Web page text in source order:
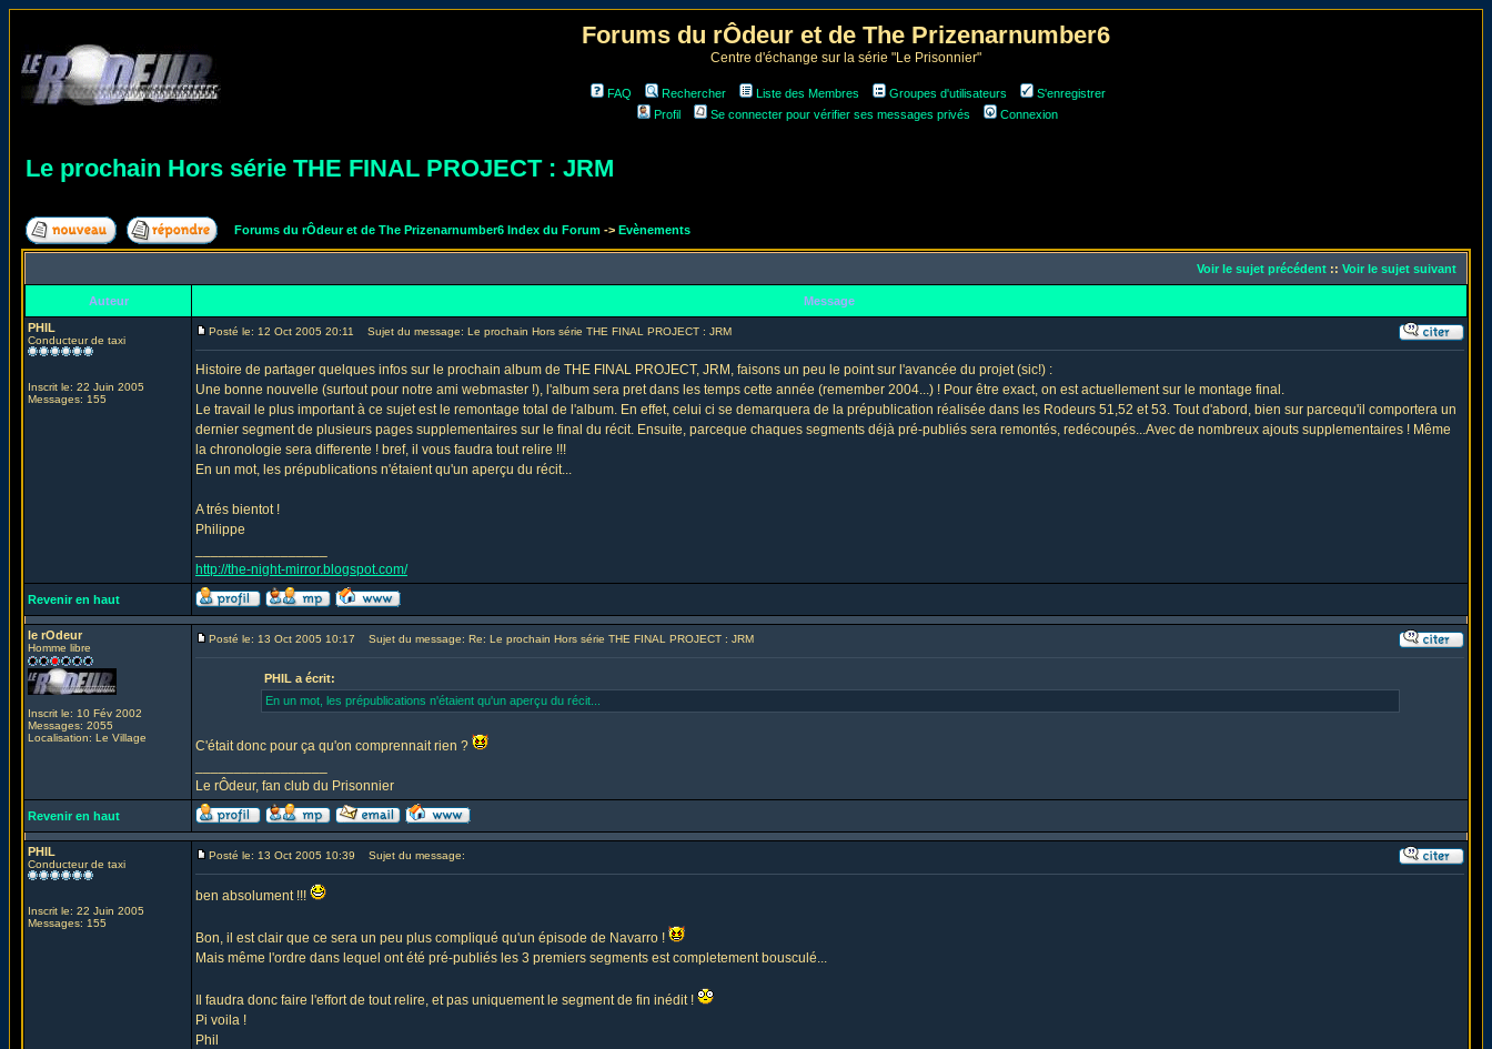
Forums du rÔdeur et de The Prizenarnumber6
Centre d'échange sur la série "Le Prisonnier"
FAQ Rechercher Liste des Membres Groupes d'utilisateurs
S'enregistrer
Profil
Se connecter pour vérifier ses messages privés Connexion
Le prochain Hors série THE FINAL PROJECT : JRM
Forums du rÔdeur et de The Prizenarnumber6 Index du Forum -> Evènements
Voir le sujet précédent :: Voir le sujet suivant
Auteur
Message
PHIL
Conducteur de taxi
Inscrit le: 22 Juin 2005
Messages: 155
Posté le: 12 Oct 2005 20:11 Sujet du message: Le prochain Hors série THE FINAL PROJECT : JRM
Histoire de partager quelques infos sur le prochain album de THE FINAL PROJECT, JRM, faisons un peu le point sur l'avancée du projet (sic!) :
Une bonne nouvelle (surtout pour notre ami webmaster !), l'album sera pret dans les temps cette année (remember 2004...) ! Pour être exact, on est actuellement sur le montage final.
Le travail le plus important à ce sujet est le remontage total de l'album. En effet, celui ci se demarquera de la prépublication réalisée dans les Rodeurs 51,52 et 53. Tout d'abord, bien sur parcequ'il comportera un
dernier segment de plusieurs pages supplementaires sur le final du récit. Ensuite, parceque chaques segments déjà pré-publiés sera remontés, redécoupés...Avec de nombreux ajouts supplementaires ! Même
la chronologie sera differente ! bref, il vous faudra tout relire !!!
En un mot, les prépublications n'étaient qu'un aperçu du récit...
A trés bientot !
Philippe
http://the-night-mirror.blogspot.com/
Revenir en haut
le rOdeur
Homme libre
Inscrit le: 10 Fév 2002
Messages: 2055
Localisation: Le Village
Posté le: 13 Oct 2005 10:17 Sujet du message: Re: Le prochain Hors série THE FINAL PROJECT : JRM
PHIL a écrit:
En un mot, les prépublications n'étaient qu'un aperçu du récit...
C'était donc pour ça qu'on comprennait rien ?
Le rÔdeur, fan club du Prisonnier
Revenir en haut
PHIL
Conducteur de taxi
Inscrit le: 22 Juin 2005
Messages: 155
Posté le: 13 Oct 2005 10:39 Sujet du message:
ben absolument !!!
Bon, il est clair que ce sera un peu plus compliqué qu'un épisode de Navarro !
Mais même l'ordre dans lequel ont été pré-publiés les 3 premiers segments est completement bousculé...
Il faudra donc faire l'effort de tout relire, et pas uniquement le segment de fin inédit !
Pi voila !
Phil